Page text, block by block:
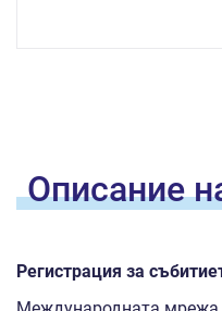
Oписание
Регистрация за